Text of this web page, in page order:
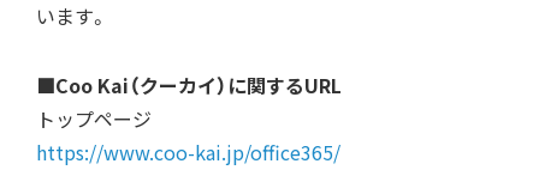
います。
■Coo Kai（クーカイ）に関するURL
トップページ
https://www.coo-kai.jp/office365/